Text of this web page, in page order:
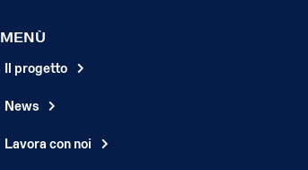
MENÙ
Il progetto
News
Lavora con noi